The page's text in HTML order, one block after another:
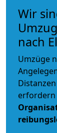
Wir
nach
Umzüge
erfordern